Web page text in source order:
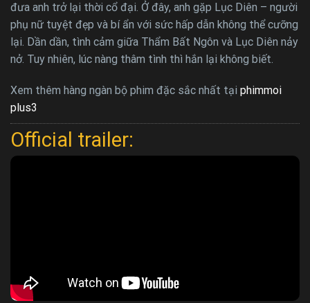
đưa anh trở lại thời cổ đại. Ở đây, anh gặp Lục Diên – người
phụ nữ tuyệt đẹp và bí ẩn với sức hấp dẫn không thể cưỡng
lại. Dần dần, tình cảm giữa Thẩm Bất Ngôn và Lục Diên nảy
nở. Tuy nhiên, lúc nàng thâm tình thì hắn lại không biết.
Xem thêm hàng ngàn bộ phim đặc sắc nhất tại phimmoi
plus3
Official trailer: